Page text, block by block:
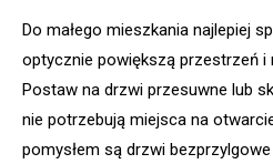
Do małego mieszkania najlepiej
optycznie powiększą przestrzeń i
Postaw na drzwi przesuwne lub
nie potrzebują miejsca na
pomysłem są drzwi